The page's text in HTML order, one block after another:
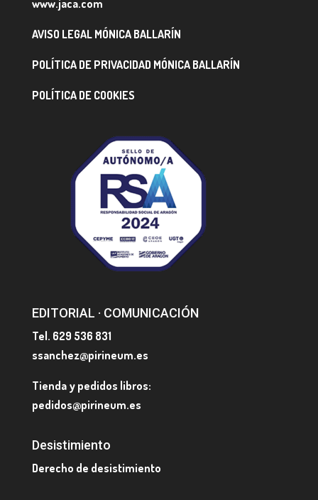
www.jaca.com
AVISO LEGAL MÓNICA BALLARÍN
POLÍTICA DE PRIVACIDAD MÓNICA BALLARÍN
POLÍTICA DE COOKIES
EDITORIAL · COMUNICACIÓN
Tel. 629 536 831
ssanchez@pirineum.es
Tienda y pedidos libros:
pedidos@pirineum.es
Desistimiento
Derecho de desistimiento